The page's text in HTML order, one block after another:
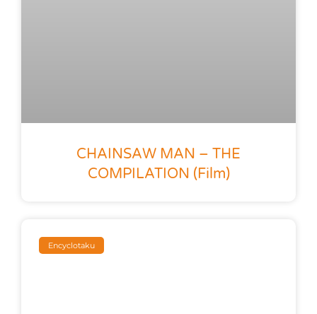
CHAINSAW MAN – THE
COMPILATION (film)
Encyclotaku